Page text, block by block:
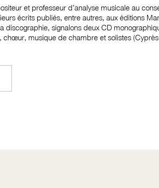
et professeur d’analyse musicale au
écrits publiés, entre autres, aux éditions
discographie, signalons deux CD
musique de chambre et solistes